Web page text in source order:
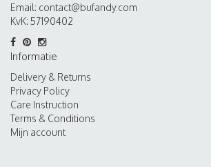
Email: contact@bufandy.com
KvK: 57190402
Informatie
Delivery & Returns
Privacy Policy
Care Instruction
Terms & Conditions
Mijn account